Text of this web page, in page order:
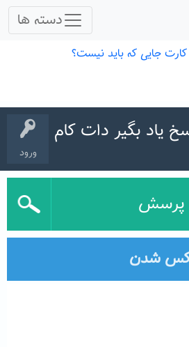
ورود
یاد بگیر دات کام
پرسش
شدن